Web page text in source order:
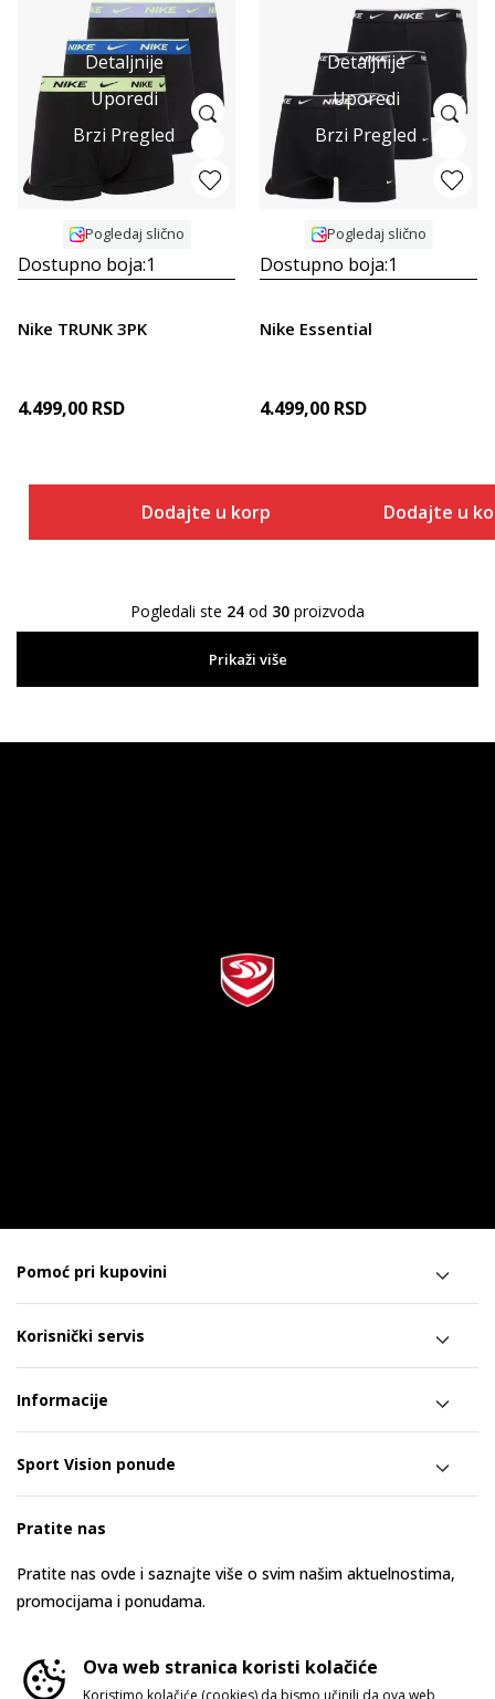
Detaljnije
Uporedi
Brzi Pregled
Pogledaj slično
Dostupno boja:1
Nike TRUNK 3PK
4.499,00 RSD
Dodajte u korpu
Detaljnije
Uporedi
Brzi Pregled
Pogledaj slično
Dostupno boja:1
Nike Essential
4.499,00 RSD
Dodajte u
Pogledali ste 24 od 30 proizvoda
Prikaži više
Pomoć pri kupovini
Korisnički servis
Informacije
Sport Vision ponude
Pratite nas
Pratite nas ovde i saznajte više o svim našim aktuelnostima,
promocijama i ponudama.
Ova web stranica koristi kolačiće
Koristimo kolačiće (cookies) da bismo učinili da ova web